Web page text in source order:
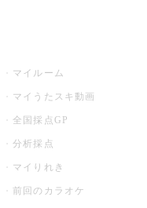
マイルーム
マイうたスキ動画
全国採点GP
分析採点
マイりれき
前回のカラオケ